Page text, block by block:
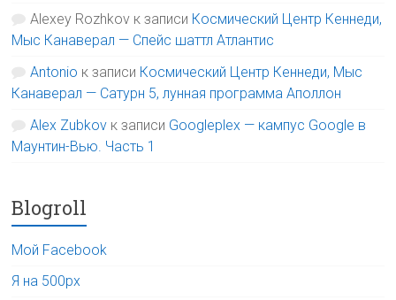
Alexey Rozhkov к записи Космический Центр Кеннеди,
Мыс Канаверал — Спейс шаттл Атлантис
Antonio к записи Космический Центр Кеннеди, Мыс
Канаверал — Сатурн 5, лунная программа Аполлон
Alex Zubkov к записи Googleplex — кампус Google в
Маунтин-Вью. Часть 1
Blogroll
Мой Facebook
Я на 500px